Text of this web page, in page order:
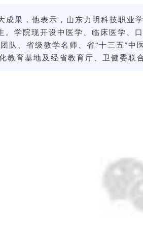
果，他表示，山东力明科技职业
学院现开设中医学、临床医学
队、省级教学名师、省“十三五”
育基地及经省教育厅、卫健委联